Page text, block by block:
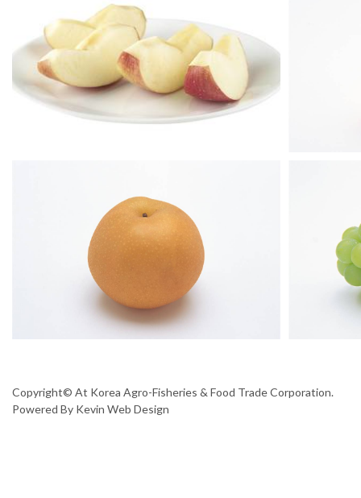
Copyright© At Korea Agro-Fisheries & Food Trade Corporation.
Powered By Kevin Web Design